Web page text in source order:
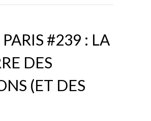
#239 : LA
DES
(ET DES